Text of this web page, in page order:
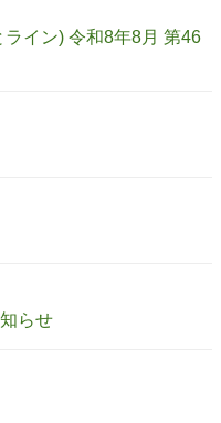
イン) 令和8年8月 第46
らせ